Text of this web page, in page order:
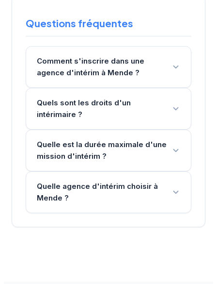
Questions fréquentes
Comment s'inscrire dans une
agence d'intérim à Mende ?
Quels sont les droits d'un
intérimaire ?
Quelle est la durée maximale d'une
mission d'intérim ?
Quelle agence d'intérim choisir à
Mende ?